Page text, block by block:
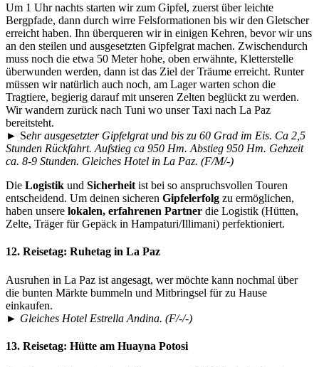
Um 1 Uhr nachts starten wir zum Gipfel, zuerst über leichte
Bergpfade, dann durch wirre Felsformationen bis wir den Gletscher
erreicht haben. Ihn überqueren wir in einigen Kehren, bevor wir uns
an den steilen und ausgesetzten Gipfelgrat machen. Zwischendurch
muss noch die etwa 50 Meter hohe, oben erwähnte, Kletterstelle
überwunden werden, dann ist das Ziel der Träume erreicht. Runter
müssen wir natürlich auch noch, am Lager warten schon die
Tragtiere, begierig darauf mit unseren Zelten beglückt zu werden.
Wir wandern zurück nach Tuni wo unser Taxi nach La Paz
bereitsteht.
► Sehr ausgesetzter Gipfelgrat und bis zu 60 Grad im Eis. Ca 2,5
Stunden Rückfahrt. Aufstieg ca 950 Hm. Abstieg 950 Hm. Gehzeit
ca. 8-9 Stunden. Gleiches Hotel in La Paz. (F/M/-)
Die Logistik und Sicherheit ist bei so anspruchsvollen Touren
entscheidend. Um deinen sicheren Gipfelerfolg zu ermöglichen,
haben unsere lokalen, erfahrenen Partner die Logistik (Hütten,
Zelte, Träger für Gepäck in Hampaturi/Illimani) perfektioniert.
12. Reisetag: Ruhetag in La Paz
Ausruhen in La Paz ist angesagt, wer möchte kann nochmal über
die bunten Märkte bummeln und Mitbringsel für zu Hause
einkaufen.
► Gleiches Hotel Estrella Andina. (F/-/-)
13. Reisetag: Hütte am Huayna Potosi